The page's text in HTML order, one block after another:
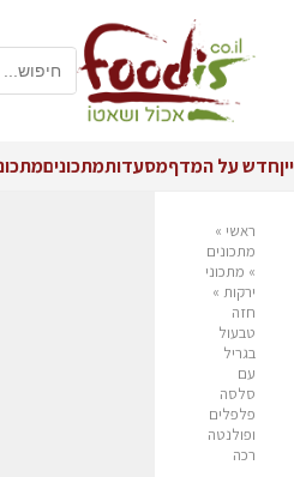
ייןחדש על המדףמסעדותמתכונים
ראשי »
מתכונים
» מתכוני
ירקות »
חזה
טבעול
בגריל
עם
סלסה
פלפלים
ופולנטה
רכה